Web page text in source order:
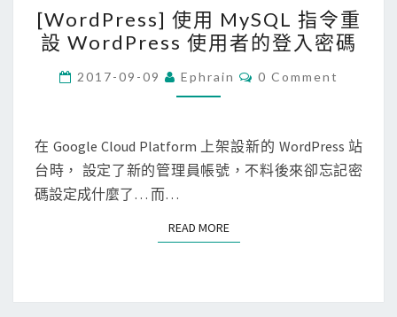
手
機
進
入
e
c
v
e
W
o
r
d
e
]
[WordPress] 使用 MySQL 指令重
設 WordPress 使用者的登入密碼
2017-09-09 Ephrain
C
N
T
S
0 Comment
在 Google Cloud Platform 上架設新的 WordPress 站
台時， 設定了新的管理員帳號，不料後來卻忘記密
碼設定成什麼了… 而…
READ MOREREAD MORE